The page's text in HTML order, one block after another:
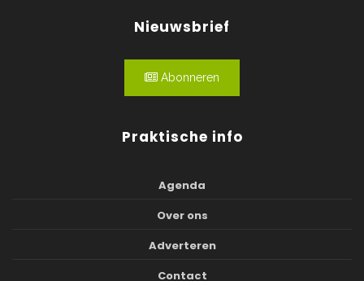
Nieuwsbrief
Abonneren
Praktische info
Agenda
Over ons
Adverteren
Contact